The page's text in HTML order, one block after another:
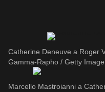
Catherine Deneuve a Roger
Gamma-Rapho / Getty Image
Marcello Mastroianni a